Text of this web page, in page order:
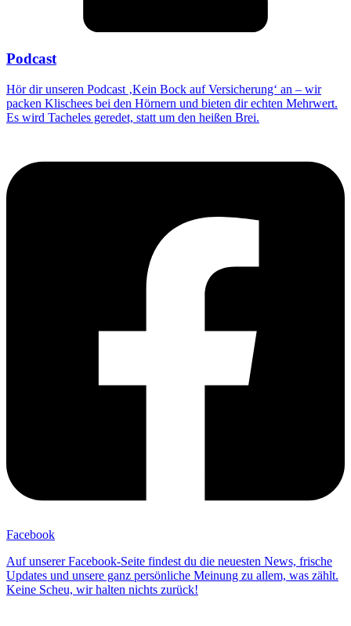
Podcast
Hör dir unseren Podcast ‚Kein Bock auf Versicherung‘ an – wir
packen Klischees bei den Hörnern und bieten dir echten Mehrwert.
Es wird Tacheles geredet, statt um den heißen Brei.
Facebook
Auf unserer Facebook-Seite findest du die neuesten News, frische
Updates und unsere ganz persönliche Meinung zu allem, was zählt.
Keine Scheu, wir halten nichts zurück!